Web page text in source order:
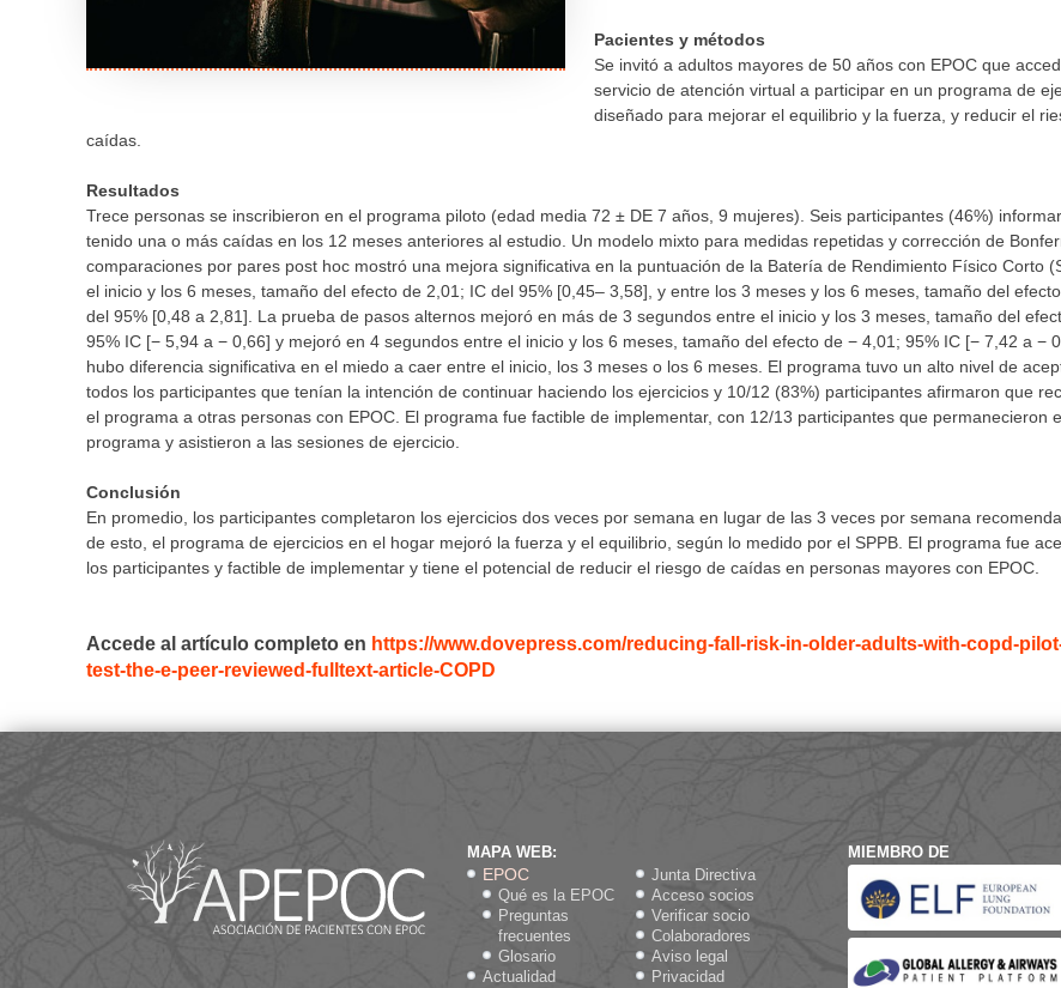
Pacientes y métodos
Se invitó a adultos mayores de 50 años con EPOC que
servicio de atención virtual a participar en un programa de
diseñado para mejorar el equilibrio y la fuerza, y reducir el
caídas.
Resultados
Trece personas se inscribieron en el programa piloto (edad media 72 ± DE 7 años, 9 mujeres). Seis participantes (46%)
tenido una o más caídas en los 12 meses anteriores al estudio. Un modelo mixto para medidas repetidas y corrección de
comparaciones por pares post hoc mostró una mejora significativa en la puntuación de la Batería de Rendimiento Físico Corto
el inicio y los 6 meses, tamaño del efecto de 2,01; IC del 95% [0,45– 3,58], y entre los 3 meses y los 6 meses, tamaño del
del 95% [0,48 a 2,81]. La prueba de pasos alternos mejoró en más de 3 segundos entre el inicio y los 3 meses, tamaño del
95% IC [− 5,94 a − 0,66] y mejoró en 4 segundos entre el inicio y los 6 meses, tamaño del efecto de − 4,01; 95% IC [− 7,42 a −
hubo diferencia significativa en el miedo a caer entre el inicio, los 3 meses o los 6 meses. El programa tuvo un alto nivel de
todos los participantes que tenían la intención de continuar haciendo los ejercicios y 10/12 (83%) participantes afirmaron que
el programa a otras personas con EPOC. El programa fue factible de implementar, con 12/13 participantes que permanecieron
programa y asistieron a las sesiones de ejercicio.
Conclusión
En promedio, los participantes completaron los ejercicios dos veces por semana en lugar de las 3 veces por semana
de esto, el programa de ejercicios en el hogar mejoró la fuerza y ​​el equilibrio, según lo medido por el SPPB. El programa fue
los participantes y factible de implementar y tiene el potencial de reducir el riesgo de caídas en personas mayores con EPOC.
Accede al artículo completo en https://www.dovepress.com/reducing-fall-risk-in-older-adults-with-copd-
test-the-e-peer-reviewed-fulltext-article-COPD
MAPA WEB:
EPOC
Qué es la EPOC
Preguntas
frecuentes
Glosario
Actualidad
Junta Directiva
Acceso socios
Verificar socio
Colaboradores
Aviso legal
Privacidad
MIEMBRO DE